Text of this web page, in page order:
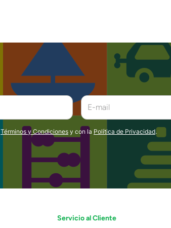
Términos y Condiciones y con la Política de Privacidad.
Servicio al Cliente